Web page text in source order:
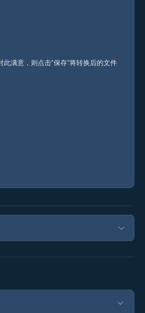
满意，则点击“保存”将转换后的文件